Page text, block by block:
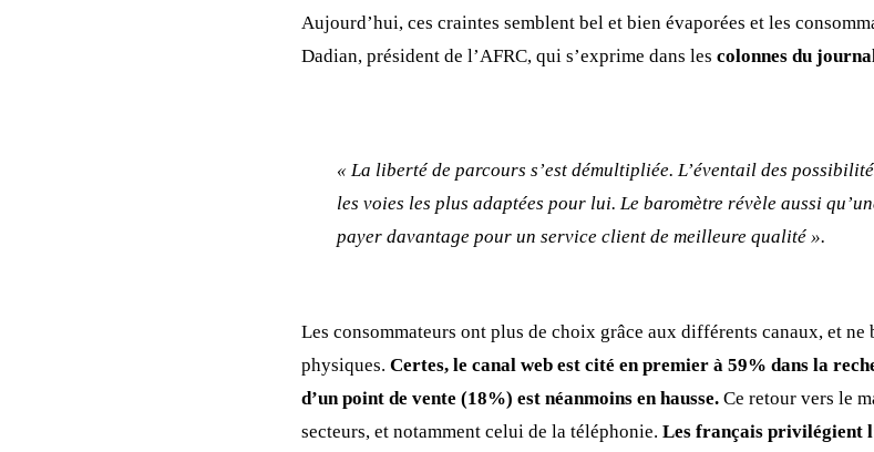
Aujourd’hui, ces craintes semblent bel et bien évaporées et les
Dadian, président de l’AFRC, qui s’exprime dans les colonnes du
« La liberté de parcours s’est démultipliée. L’éventail des
les voies les plus adaptées pour lui. Le baromètre révèle aussi
payer davantage pour un service client de meilleure qualité ».
Les consommateurs ont plus de choix grâce aux différents canaux, et ne
physiques. Certes, le canal web est cité en premier à 59% dans la
d’un point de vente (18%) est néanmoins en hausse. Ce retour vers le
secteurs, et notamment celui de la téléphonie. Les français privilégient